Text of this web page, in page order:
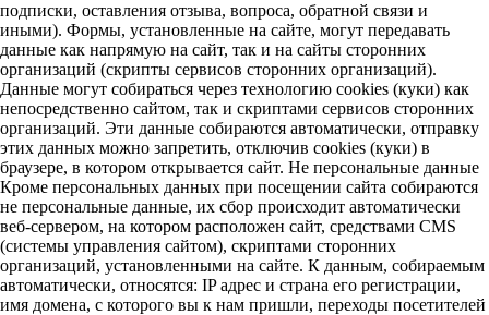
подписки, оставления отзыва, вопроса, обратной связи и
иными). Формы, установленные на сайте, могут передавать
данные как напрямую на сайт, так и на сайты сторонних
организаций (скрипты сервисов сторонних организаций).
Данные могут собираться через технологию cookies (куки) как
непосредственно сайтом, так и скриптами сервисов сторонних
организаций. Эти данные собираются автоматически, отправку
этих данных можно запретить, отключив cookies (куки) в
браузере, в котором открывается сайт. Не персональные данные
Кроме персональных данных при посещении сайта собираются
не персональные данные, их сбор происходит автоматически
веб-сервером, на котором расположен сайт, средствами CMS
(системы управления сайтом), скриптами сторонних
организаций, установленными на сайте. К данным, собираемым
автоматически, относятся: IP адрес и страна его регистрации,
имя домена, с которого вы к нам пришли, переходы посетителей